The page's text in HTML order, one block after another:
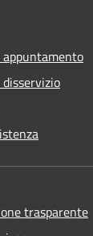
trasparente